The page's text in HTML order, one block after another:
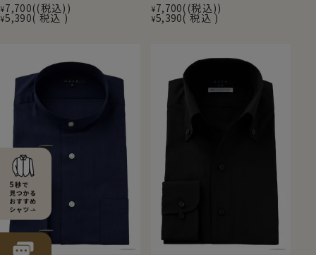
¥7,700 (税込)
¥5,390 税込
¥7,700 (税込)
¥5,390 税込